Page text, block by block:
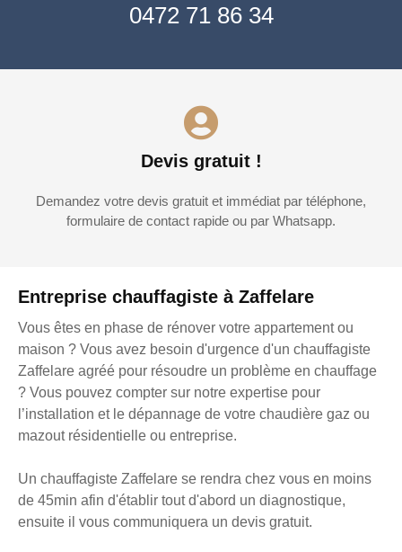
Entreprise chauffagiste à Zaffelare
Vous êtes en phase de rénover votre appartement ou
maison ? Vous avez besoin d'urgence d'un chauffagiste
Zaffelare agréé pour résoudre un problème en chauffage
? Vous pouvez compter sur notre expertise pour
l’installation et le dépannage de votre chaudière gaz ou
mazout résidentielle ou entreprise.
Un chauffagiste Zaffelare se rendra chez vous en moins
de 45min afin d'établir tout d'abord un diagnostique,
ensuite il vous communiquera un devis gratuit.
0472 71 86 34
Devis gratuit !
Demandez votre devis gratuit et immédiat par téléphone,
formulaire de contact rapide ou par Whatsapp.